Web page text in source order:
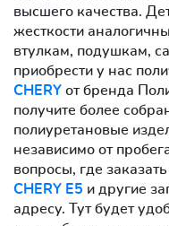
высшего качества.
жесткости
втулкам, подушкам,
приобрести у нас
CHERY от бренда
получите более
полиуретановые
независимо от
вопросы, где
CHERY E5 и другие
адресу. Тут будет